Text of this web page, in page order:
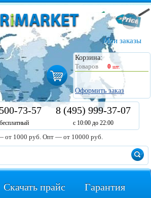
Мои заказы
Корзина:
Товаров
0 шт.
Оформить заказ
73-57 8 (495) 999-37-07
с 10:00 до 22:00
от 1000 руб. Опт — от 10000 руб.
Скачать прайс Гарантия